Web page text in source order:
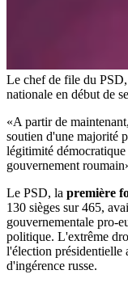
Le chef de file du
nationale en début de
«A partir de
soutien d'une majorité
légitimité
gouvernement
Le PSD, la première
130 sièges sur 465,
gouvernementale pro-
politique. L'extrême
l'élection présidentielle
d'ingérence russe.